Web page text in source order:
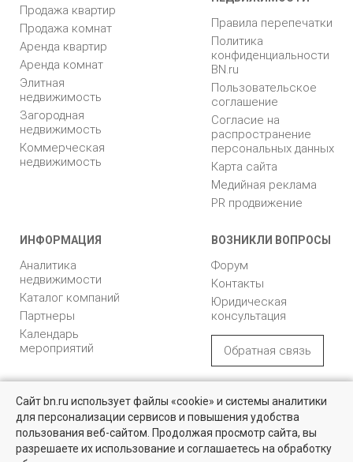
Найти квартиру - это просто!
Выбирайте среди 14 тысяч проверенных вариантов на вторичом
рынке жилья на портале BN.ru
Продажа квартир
Продажа комнат
Аренда квартир
Аренда комнат
Элитная
недвижимость
Загородная
недвижимость
Коммерческая
недвижимость
Правила перепечатки
Политика
конфиденциальности
BN.ru
Пользовательское
соглашение
Согласие на
распространение
персональных данных
Карта сайта
Медийная реклама
PR продвижение
ИНФОРМАЦИЯ
Аналитика
недвижимости
Каталог компаний
Партнеры
Календарь
мероприятий
ВОЗНИКЛИ ВОПРОСЫ
Форум
Контакты
Юридическая
консультация
Обратная связь
с ограниченной
ответственностью
"Управляющая
недвижимости"
«БН»
196105, Санкт-
Петербург, пр. Юрия
Гагарина, 1
Сайт bn.ru использует файлы «cookie» и системы аналитики
для персонализации сервисов и повышения удобства
пользования веб-сайтом. Продолжая просмотр сайта, вы
разрешаете их использование и соглашаетесь на обработку